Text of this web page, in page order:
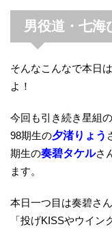
男役道・七海
そんなこんなで本日
よ！
今回も引き続き星組の
98期生の夕渚りょう
期生の奏碧タケルさ
ます。
本日一つ目は奏碧さん
「投げKISSやウイ